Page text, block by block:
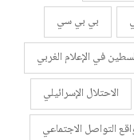
بي بي سي
في الإعلام الغربي
الاحتلال الإسرائيلي
التواصل الاجتماعي